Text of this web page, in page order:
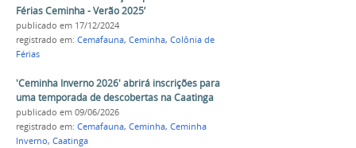
Férias Ceminha - Verão 2025’
publicado em 17/12/2024
registrado em: Cemafauna, Ceminha, Colônia de
Férias
'Ceminha Inverno 2026' abrirá inscrições para
uma temporada de descobertas na Caatinga
publicado em 09/06/2026
registrado em: Cemafauna, Ceminha, Ceminha
Inverno, Caatinga